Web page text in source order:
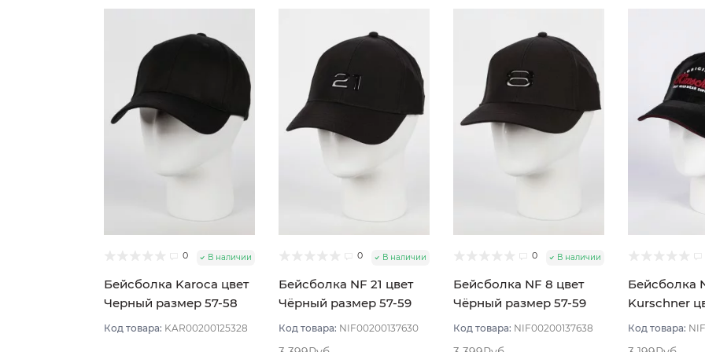
0 В наличии
Бейсболка Karoca цвет
Черный размер 57-58
Код товара: KAR00200125328
0 В наличии
Бейсболка NF 21 цвет
Чёрный размер 57-59
Код товара: NIF00200137630
0 В наличии
Бейсболка NF 8 цвет
Чёрный размер 57-59
Код товара: NIF00200137638
Бейсболка
Kurschner
размер 57-
Код товара: